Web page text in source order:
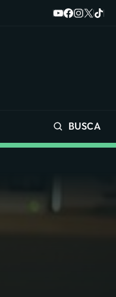
BUSCA